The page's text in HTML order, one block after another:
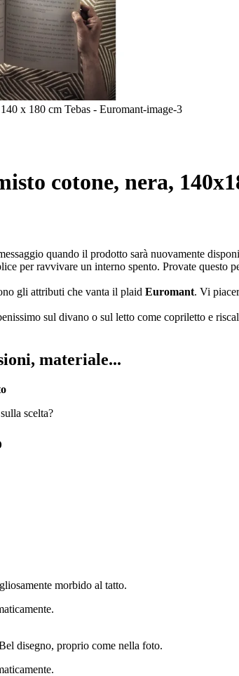
cotone, nera,
quando il prodotto sarà nuovamente
per ravvivare un interno spento. Provate questo
gli attributi che vanta il plaid Euromant. Vi
sul divano o sul letto come copriletto e
materiale...
scelta?
morbido al tatto.
disegno, proprio come nella foto.